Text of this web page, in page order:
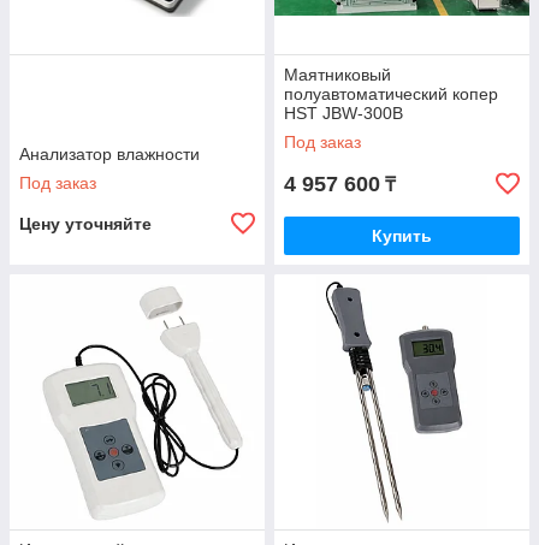
Анализатор влажности
Под заказ
Цену уточняйте
Маятниковый
полуавтоматический копер
HST JBW-300B
Под заказ
4 957 600 ₸
Купить